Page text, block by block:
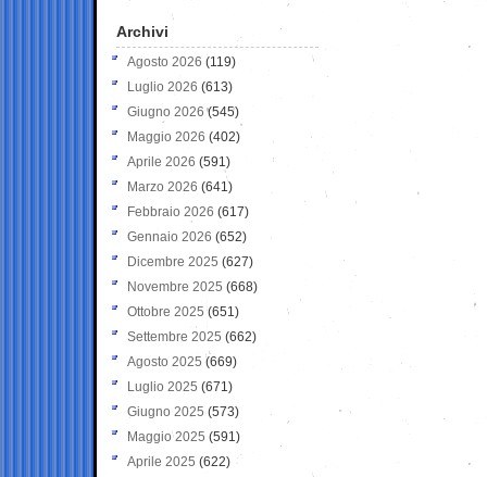
Archivi
Agosto 2026 (119)
Luglio 2026 (613)
Giugno 2026 (545)
Maggio 2026 (402)
Aprile 2026 (591)
Marzo 2026 (641)
Febbraio 2026 (617)
Gennaio 2026 (652)
Dicembre 2025 (627)
Novembre 2025 (668)
Ottobre 2025 (651)
Settembre 2025 (662)
Agosto 2025 (669)
Luglio 2025 (671)
Giugno 2025 (573)
Maggio 2025 (591)
Aprile 2025 (622)